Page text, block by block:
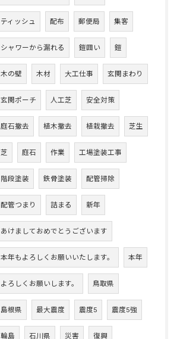
ティッシュ 配布 郵便局 集客
シャワーから漏れる 鎧囲い 鎧
木の壁 木材 大工仕事 玄関まわり
玄関ポーチ 人工芝 安全対策
庭石撤去 植木撤去 植栽撤去 芝生
芝 庭石 作業 工場塗装工事
階段塗装 鉄骨塗装 配管掃除
配管つまり 詰まる 新年
あけましておめでとうございます
本年もよろしくお願いいたします。 本年
よろしくお願いします。 鳥取県
島根県 最大震度 震度5 震度5強
輪島 石川県 災害 復興